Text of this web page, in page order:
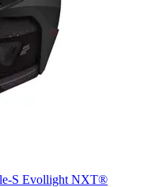
S Evollight NXT®